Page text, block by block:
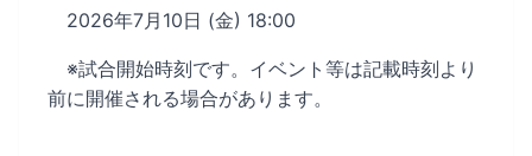
2026年7月10日 (金) 18:00
※試合開始時刻です。イベント等は記載時刻より
前に開催される場合があります。